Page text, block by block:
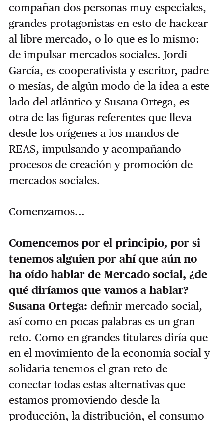
compañan dos personas muy especiales,
grandes protagonistas en esto de hackear
al libre mercado, o lo que es lo mismo:
de impulsar mercados sociales. Jordi
García, es cooperativista y escritor, padre
o mesías, de algún modo de la idea a este
lado del atlántico y Susana Ortega, es
otra de las figuras referentes que lleva
desde los orígenes a los mandos de
REAS, impulsando y acompañando
procesos de creación y promoción de
mercados sociales.
Comenzamos...
Comencemos por el principio, por si
tenemos alguien por ahí que aún no
ha oído hablar de Mercado social, ¿de
qué diríamos que vamos a hablar?
Susana Ortega: definir mercado social,
así como en pocas palabras es un gran
reto. Como en grandes titulares diría que
en el movimiento de la economía social y
solidaria tenemos el gran reto de
conectar todas estas alternativas que
estamos promoviendo desde la
producción, la distribución, el consumo